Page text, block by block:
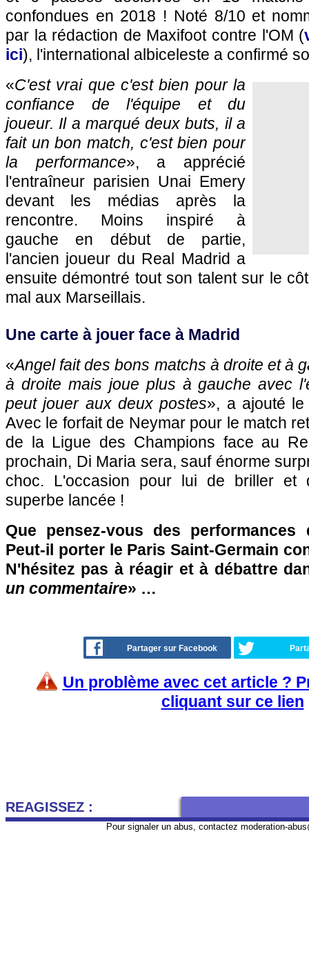
confondues en 2018 ! Noté 8/10 et
par la rédaction de Maxifoot contre l'OM (
ici), l'international albiceleste a confirmé
«C'est vrai que c'est bien pour la
confiance de l'équipe et du
joueur. Il a marqué deux buts, il a
fait un bon match, c'est bien pour
la performance», a apprécié
l'entraîneur parisien Unai Emery
devant les médias après la
rencontre. Moins inspiré à
gauche en début de partie,
l'ancien joueur du Real Madrid a
ensuite démontré tout son talent sur le
mal aux Marseillais.
Une carte à jouer face à Madrid
«Angel fait des bons matchs à droite et à
à droite mais joue plus à gauche avec
peut jouer aux deux postes», a ajouté le
Avec le forfait de Neymar pour le match
de la Ligue des Champions face au
prochain, Di Maria sera, sauf énorme
choc. L'occasion pour lui de briller et
superbe lancée !
Que pensez-vous des
Peut-il porter le Paris Saint-Germain
N'hésitez pas à réagir et à débattre
un commentaire» …
Partager sur Facebook
Un problème avec cet article ?
cliquant sur ce lien
REAGISSEZ :
Pour signaler un abus, contactez moderation-